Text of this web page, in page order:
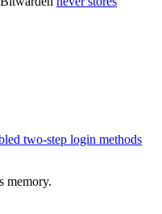
two-step login methods
memory.